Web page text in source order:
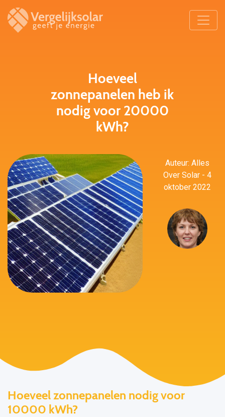
Hoeveel
zonnepanelen heb ik
nodig voor 20000
kWh?
Auteur: Alles
Over Solar - 4
oktober 2022
Hoeveel zonnepanelen nodig voor
10000 kWh?